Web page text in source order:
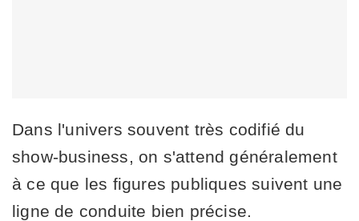
Dans l'univers souvent très codifié du
show-business, on s'attend généralement
à ce que les figures publiques suivent une
ligne de conduite bien précise.